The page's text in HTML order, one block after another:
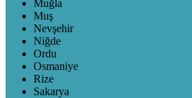
Muğla
Muş
Nevşehir
Niğde
Ordu
Osmaniye
Rize
Sakarya